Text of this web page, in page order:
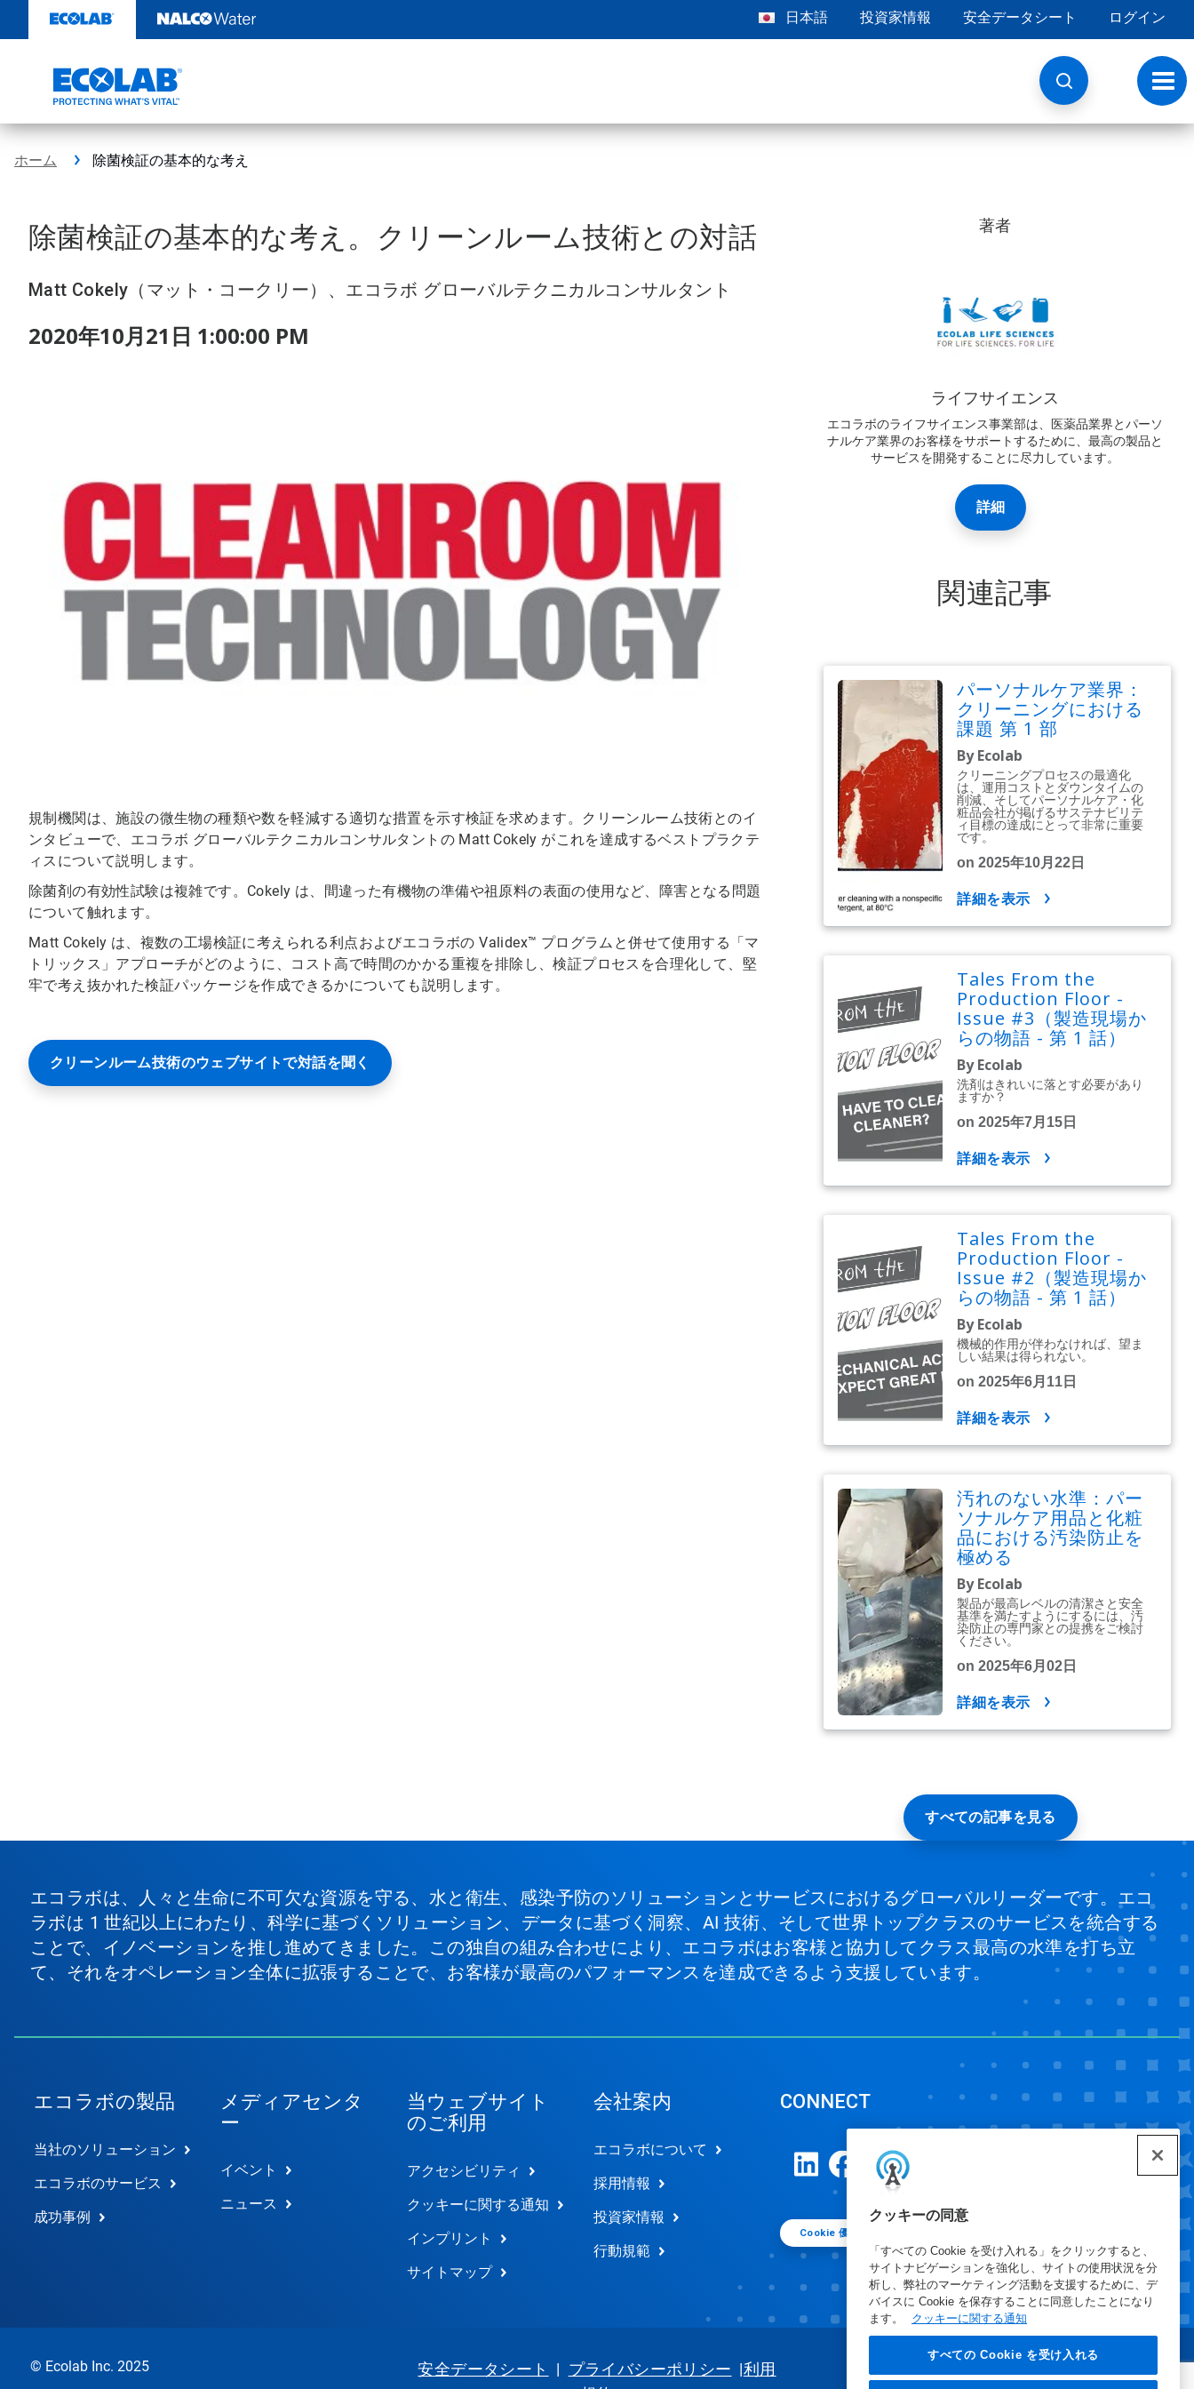
テ
る
クッキーの同意
「すべての Cookie を受け入れる」をクリックすると、
サイトナビゲーションを強化し、サイトの使用状況を分
析し、弊社のマーケティング活動を支援するために、デ
バイスに Cookie を保存することに同意したことになり
ます。
クッキーに関する通知
すべての Cookie を受け入れる
日本語 投資家情報 安全データシート ログイン
ト
グ
ル
ナ
ホーム 除菌検証の基本的な考え
除菌検証の基本的な考え。クリーンルーム技術との対話
Matt Cokely（マット・コークリー）、エコラボ グローバルテクニカルコンサルタント
2020年10月21日 1:00:00 PM
規制機関は、施設の微生物の種類や数を軽減する適切な措置を示す検証を求めます。クリーンルーム技術とのイ
ンタビューで、エコラボ グローバルテクニカルコンサルタントの Matt Cokely がこれを達成するベストプラクテ
ィスについて説明します。
除菌剤の有効性試験は複雑です。Cokely は、間違った有機物の準備や祖原料の表面の使用など、障害となる問題
について触れます。
Matt Cokely は、複数の工場検証に考えられる利点およびエコラボの Validex™ プログラムと併せて使用する「マ
トリックス」アプローチがどのように、コスト高で時間のかかる重複を排除し、検証プロセスを合理化して、堅
牢で考え抜かれた検証パッケージを作成できるかについても説明します。
クリーンルーム技術のウェブサイトで対話を聞く
著者
ライフサイエンス
エコラボのライフサイエンス事業部は、医薬品業界とパーソ
ナルケア業界のお客様をサポートするために、最高の製品と
サービスを開発することに尽力しています。
詳細
関連記事
パーソナルケア業界：
クリーニングにおける
課題 第 1 部
By Ecolab
クリーニングプロセスの最適化
は、運用コストとダウンタイムの
削減、そしてパーソナルケア・化
粧品会社が掲げるサステナビリテ
ィ目標の達成にとって非常に重要
です。
on 2025年10月22日
詳細を表示
Tales From the
Production Floor -
Issue #3（製造現場か
らの物語 - 第 1 話）
By Ecolab
洗剤はきれいに落とす必要があり
ますか？
on 2025年7月15日
詳細を表示
Tales From the
Production Floor -
Issue #2（製造現場か
らの物語 - 第 1 話）
By Ecolab
機械的作用が伴わなければ、望ま
しい結果は得られない。
on 2025年6月11日
詳細を表示
汚れのない水準：パー
ソナルケア用品と化粧
品における汚染防止を
極める
By Ecolab
製品が最高レベルの清潔さと安全
基準を満たすようにするには、汚
染防止の専門家との提携をご検討
ください。
on 2025年6月02日
詳細を表示
すべての記事を見る
エコラボは、人々と生命に不可欠な資源を守る、水と衛生、感染予防のソリューションとサービスにおけるグローバルリーダーです。エコ
ラボは 1 世紀以上にわたり、科学に基づくソリューション、データに基づく洞察、AI 技術、そして世界トップクラスのサービスを統合する
ことで、イノベーションを推し進めてきました。この独自の組み合わせにより、エコラボはお客様と協力してクラス最高の水準を打ち立
て、それをオペレーション全体に拡張することで、お客様が最高のパフォーマンスを達成できるよう支援しています。
エコラボの製品
当社のソリューション
エコラボのサービス
成功事例
メディアセンタ
ー
イベント
ニュース
当ウェブサイト
のご利用
アクセシビリティ
クッキーに関する通知
インプリント
サイトマップ
会社案内
エコラボについて
採用情報
投資家情報
行動規範
CONNECT
Cookie 優先設定
© Ecolab Inc. 2025 安全データシート | プライバシーポリシー |利用